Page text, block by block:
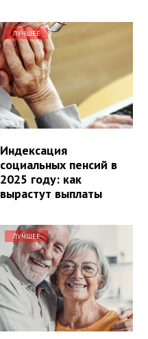
ЛУЧШЕЕ
Индексация
социальных пенсий в
2025 году: как
вырастут выплаты
ЛУЧШЕЕ